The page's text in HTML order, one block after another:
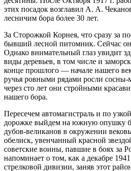
этих посадок возглавил А. А.
лесничим бора более 30 лет.
За Сторожкой Корнея, что сразу за
бывший лесной питомник. Сейчас он
Однако внимательный глаз увидит
виды деревьев, в том числе и
конце прошлого — начале нашего
ручья ровными рядами росли
через сто лет они стройными
нашего бора.
Пересечем автомагистраль и по
дорожке выйдем на южную опушку
дубов-великанов в окружении
обелиск, увенчанный красной
советские воины, павшие в боях за
напоминает о том, как а декабре
стрелковой дивизии, заняв этот